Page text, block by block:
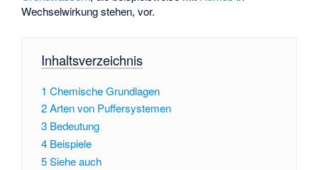
Wechselwirkung stehen, vor.
Inhaltsverzeichnis
1 Chemische Grundlagen
2Arten von Puffersystemen
3 Bedeutung
4 Beispiele
5Siehe auch